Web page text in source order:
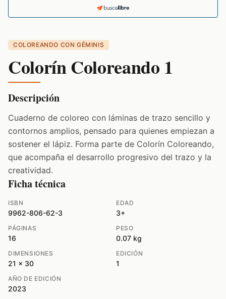
COLOREANDO CON GÉMINIS
Colorín Coloreando 1
Descripción
Cuaderno de coloreo con láminas de trazo sencillo y
contornos amplios, pensado para quienes empiezan a
sostener el lápiz. Forma parte de Colorín Coloreando,
que acompaña el desarrollo progresivo del trazo y la
creatividad.
Ficha técnica
ISBN
9962-806-62-3
EDAD
3+
PÁGINAS
16
PESO
0.07 kg
DIMENSIONES
21 x 30
EDICIÓN
1
AÑO DE EDICIÓN
2023